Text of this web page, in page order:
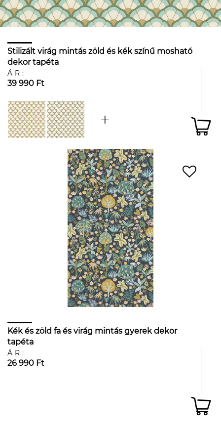
Stilizált virág mintás zöld és kék színű mosható
dekor tapéta
ÁR:
39 990 Ft
Kék és zöld fa és virág mintás gyerek dekor
tapéta
ÁR:
26 990 Ft